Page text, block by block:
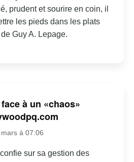
prudent et sourire en coin, il
les pieds dans les plats
Guy A. Lepage.
à un «chaos»
à 07:06
sur sa gestion des